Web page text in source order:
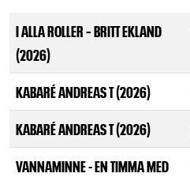
I ALLA ROLLER – BRITT EKLAND
(2026)
KABARÉ ANDREAS T (2026)
KABARÉ ANDREAS T (2026)
VANNAMINNE - EN TIMMA MED